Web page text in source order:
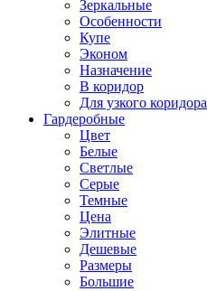
Зеркальные
Особенности
Купе
Эконом
Назначение
В коридор
Для узкого коридора
Гардеробные
Цвет
Белые
Светлые
Серые
Темные
Цена
Элитные
Дешевые
Размеры
Большие